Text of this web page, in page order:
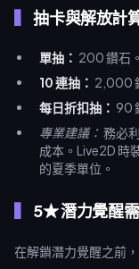
抽卡與解放計
單抽： 200 鑽石。
10 連抽： 2,000
每日折扣抽： 90
專業建議： 務必
成本。Live2D 時
的夏季單位。
5★ 潛力覺醒需
在解鎖潛力覺醒之前